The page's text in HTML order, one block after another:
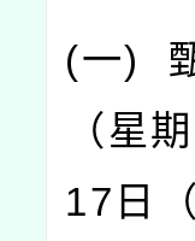
(一)
（星
17 日